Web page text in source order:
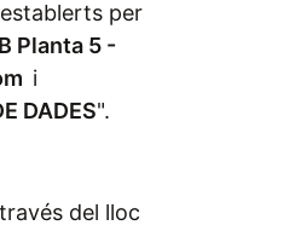
per
Planta 5 -
i
DADES".
del lloc